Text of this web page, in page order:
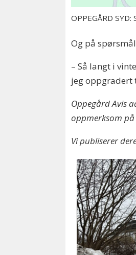
OPPEGÅRD
Og på
– Så langt i
jeg oppgradert
Oppegård Avis
oppmerksom på
Vi publiserer